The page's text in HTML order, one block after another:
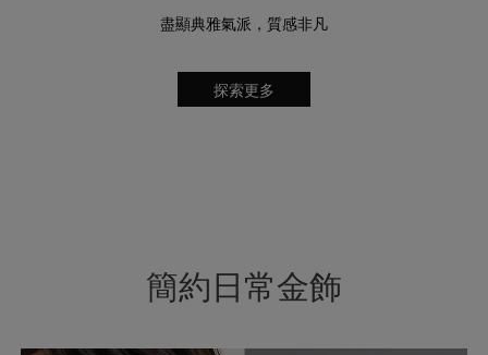
盡顯典雅氣派，質感非凡
探索更多
簡約日常金飾